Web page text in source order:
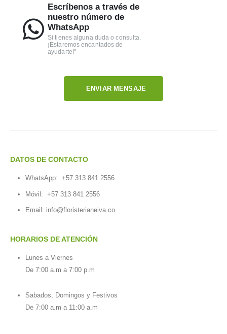
Escríbenos a través de
nuestro número de
WhatsApp
Si tienes alguna duda o consulta.
¡Estaremos encantados de
ayudarte!"
ENVIAR MENSAJE
DATOS DE CONTACTO
WhatsApp: +57 313 841 2556
Móvil: +57 313 841 2556
Email: info@floristerianeiva.co
HORARIOS DE ATENCIÓN
Lunes a Viernes
De 7:00 a.m a 7:00 p.m
Sabados, Domingos y Festivos
De 7:00 a.m a 11:00 a.m